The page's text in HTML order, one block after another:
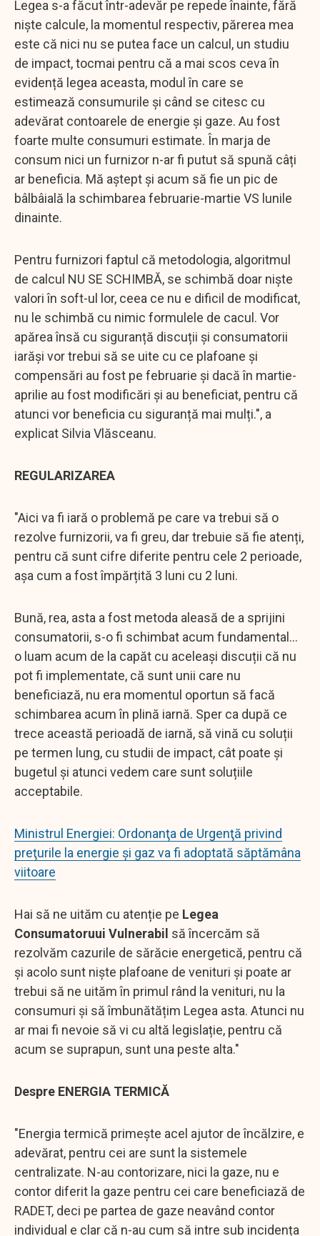
Legea s-a făcut într-adevăr pe repede înainte, fără
niște calcule, la momentul respectiv, părerea mea
este că nici nu se putea face un calcul, un studiu
de impact, tocmai pentru că a mai scos ceva în
evidență legea aceasta, modul în care se
estimează consumurile și când se citesc cu
adevărat contoarele de energie și gaze. Au fost
foarte multe consumuri estimate. În marja de
consum nici un furnizor n-ar fi putut să spună câți
ar beneficia. Mă aștept și acum să fie un pic de
bâlbâială la schimbarea februarie-martie VS lunile
dinainte.
Pentru furnizori faptul că metodologia, algoritmul
de calcul NU SE SCHIMBĂ, se schimbă doar niște
valori în soft-ul lor, ceea ce nu e dificil de modificat,
nu le schimbă cu nimic formulele de cacul. Vor
apărea însă cu siguranță discuții și consumatorii
iarăși vor trebui să se uite cu ce plafoane și
compensări au fost pe februarie și dacă în martie-
aprilie au fost modificări și au beneficiat, pentru că
atunci vor beneficia cu siguranță mai mulți.", a
explicat Silvia Vlăsceanu.
REGULARIZAREA
"Aici va fi iară o problemă pe care va trebui să o
rezolve furnizorii, va fi greu, dar trebuie să fie atenți,
pentru că sunt cifre diferite pentru cele 2 perioade,
așa cum a fost împărțită 3 luni cu 2 luni.
Bună, rea, asta a fost metoda aleasă de a sprijini
consumatorii, s-o fi schimbat acum fundamental...
o luam acum de la capăt cu aceleași discuții că nu
pot fi implementate, că sunt unii care nu
beneficiază, nu era momentul oportun să facă
schimbarea acum în plină iarnă. Sper ca după ce
trece această perioadă de iarnă, să vină cu soluții
pe termen lung, cu studii de impact, cât poate și
bugetul și atunci vedem care sunt soluțiile
acceptabile.
Ministrul Energiei: Ordonanţa de Urgenţă privind
preţurile la energie şi gaz va fi adoptată săptămâna
viitoare
Hai să ne uităm cu atenție pe Legea
Consumatoruui Vulnerabil să încercăm să
rezolvăm cazurile de sărăcie energetică, pentru că
și acolo sunt niște plafoane de venituri și poate ar
trebui să ne uităm în primul rând la venituri, nu la
consumuri și să îmbunătățim Legea asta. Atunci nu
ar mai fi nevoie să vi cu altă legislație, pentru că
acum se suprapun, sunt una peste alta."
Despre ENERGIA TERMICĂ
"Energia termică primește acel ajutor de încălzire, e
adevărat, pentru cei are sunt la sistemele
centralizate. N-au contorizare, nici la gaze, nu e
contor diferit la gaze pentru cei care beneficiază de
RADET, deci pe partea de gaze neavând contor
individual e clar că n-au cum să intre sub incidența